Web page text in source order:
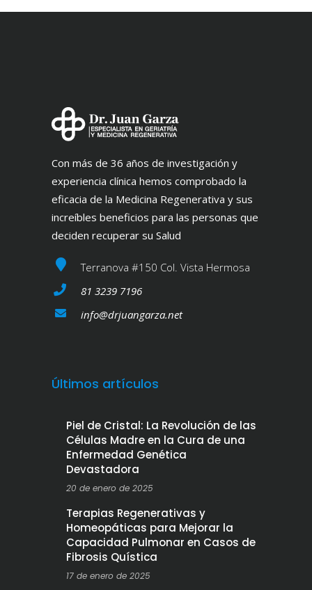
Con más de 36 años de investigación y
experiencia clínica hemos comprobado la
eficacia de la Medicina Regenerativa y sus
increíbles beneficios para las personas que
deciden recuperar su Salud
Terranova #150 Col. Vista Hermosa
81 3239 7196
info@drjuangarza.net
Últimos artículos
Piel de Cristal: La Revolución de las
Células Madre en la Cura de una
Enfermedad Genética
Devastadora
20 de enero de 2025
Terapias Regenerativas y
Homeopáticas para Mejorar la
Capacidad Pulmonar en Casos de
Fibrosis Quística
17 de enero de 2025